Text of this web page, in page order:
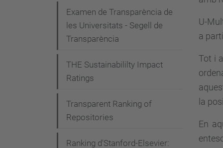
U-
a
Tot i
la
En
i
Examen de Transparència de
les Universitats - Segell de
Transparència
THE Sustainabililty Impact
Ratings
Transparent Ranking of
Repositories
Ranking d'Stanford-Elsevier: